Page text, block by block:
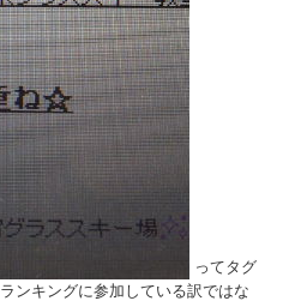
ってタグ
ランキングに参加している訳ではな